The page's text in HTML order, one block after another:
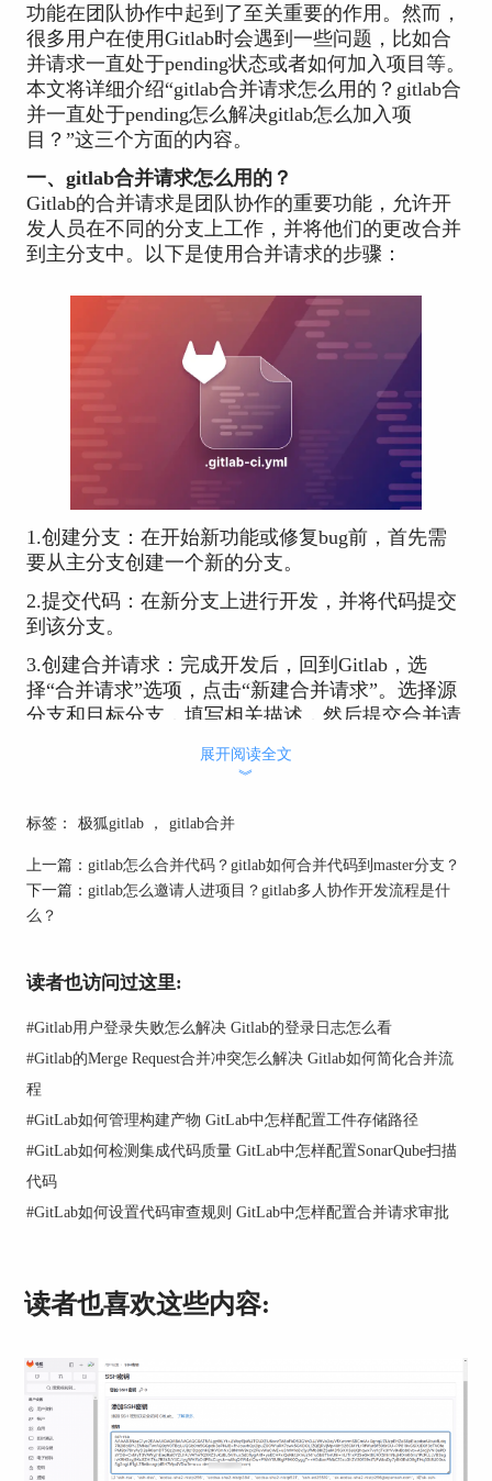
功能在团队协作中起到了至关重要的作用。然而，
很多用户在使用Gitlab时会遇到一些问题，比如合
并请求一直处于pending状态或者如何加入项目等。
本文将详细介绍“gitlab合并请求怎么用的？gitlab合
并一直处于pending怎么解决gitlab怎么加入项
目？”这三个方面的内容。
一、gitlab合并请求怎么用的？
Gitlab的合并请求是团队协作的重要功能，允许开
发人员在不同的分支上工作，并将他们的更改合并
到主分支中。以下是使用合并请求的步骤：
1.创建分支：在开始新功能或修复bug前，首先需
要从主分支创建一个新的分支。
2.提交代码：在新分支上进行开发，并将代码提交
到该分支。
3.创建合并请求：完成开发后，回到Gitlab，选
择“合并请求”选项，点击“新建合并请求”。选择源
分支和目标分支，填写相关描述，然后提交合并请
4.代码评审：团队成员可以在合并请求页面上查看
功能完整。
5.合并代码：评审通过后，点击“合并”按钮，将代
码合并到目标分支。
有时，Gitlab的合并请求会一直处于pending状态，
导致无法完成合并。这通常是由于以下原因：
求将保持pending状态。检查管道日志，修复错误，
并重新运行管道。
2.合并冲突：当源分支和目标分支有冲突时，
Gitlab无法自动合并代码。解决冲突后，再次尝试
合并。
3.权限问题：确保有合并权限的用户正在处理合并
请求。如果权限不足，请联系项目管理员授予合并
展开阅读全文
︾
标签： 极狐gitlab ， gitlab合并
上一篇： gitlab怎么合并代码？gitlab如何合并代码到master分支？
下一篇： gitlab怎么邀请人进项目？gitlab多人协作开发流程是什
么？
读者也访问过这里:
#Gitlab用户登录失败怎么解决 Gitlab的登录日志怎么看
#Gitlab的Merge Request合并冲突怎么解决 Gitlab如何简化合并流
程
#GitLab如何管理构建产物 GitLab中怎样配置工件存储路径
#GitLab如何检测集成代码质量 GitLab中怎样配置SonarQube扫描
代码
#GitLab如何设置代码审查规则 GitLab中怎样配置合并请求审批
读者也喜欢这些内容: